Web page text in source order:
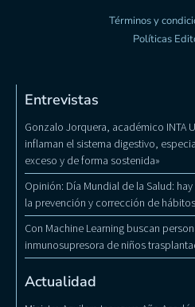
Términos y
Políticas
Entrevistas
Gonzalo Jorquera, académico INTA
inflaman el sistema digestivo,
exceso y de forma sostenida»
Opinión: Día Mundial de la Salud:
la prevención y corrección de hábitos
Con Machine Learning buscan
inmunosupresora de niños
Actualidad